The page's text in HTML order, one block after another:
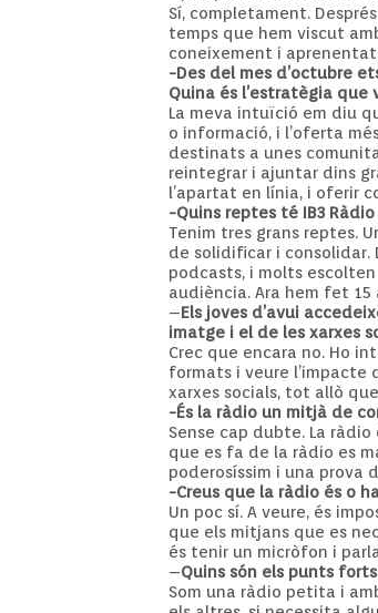
Sí, completament.
temps que hem viscut
coneixement i
-Des del mes d’octubre
Quina és l’estratègia que
La meva intuïció em diu
o informació, i l’oferta
destinats a unes
reintegrar i ajuntar dins
l’apartat en línia, i oferir
-Quins reptes té IB3
Tenim tres grans reptes.
de solidificar i consolidar.
podcasts, i molts
audiència. Ara hem fet
–Els joves d’avui
imatge i el de les xarxes
Crec que encara no. Ho
formats i veure l’impacte
xarxes socials, tot allò
-És la ràdio un mitjà de
Sense cap dubte. La
que es fa de la ràdio es
poderosíssim i una prova
-Creus que la ràdio és o
Un poc sí. A veure, és
que els mitjans que es
és tenir un micròfon i
–Quins són els punts
Som una ràdio petita i